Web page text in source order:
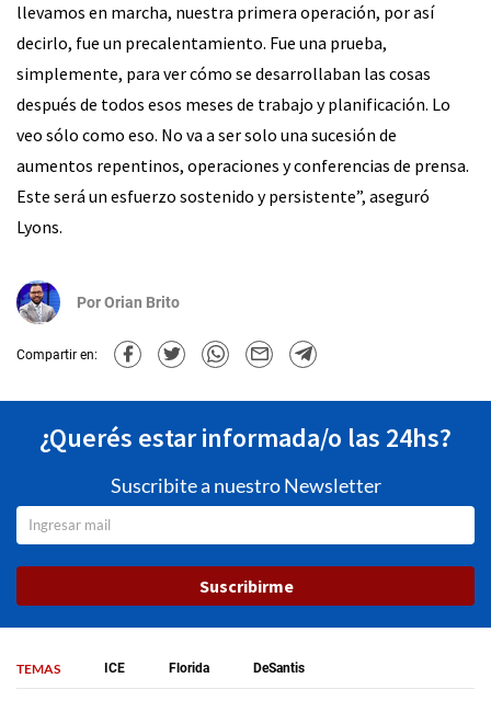
llevamos en marcha, nuestra primera operación, por así
decirlo, fue un precalentamiento. Fue una prueba,
simplemente, para ver cómo se desarrollaban las cosas
después de todos esos meses de trabajo y planificación. Lo
veo sólo como eso. No va a ser solo una sucesión de
aumentos repentinos, operaciones y conferencias de prensa.
Este será un esfuerzo sostenido y persistente”, aseguró
Lyons.
PorOrian Brito
Compartir en:
¿Querés estar informada/o las 24hs?
Suscribite a nuestro Newsletter
Suscribirme
TEMAS ICE Florida DeSantis